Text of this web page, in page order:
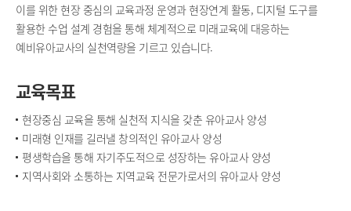
이를 위한 현장 중심의 교육과정 운영과 현장연계 활동, 디지털 도구를
활용한 수업 설계 경험을 통해 체계적으로 미래교육에 대응하는
예비유아교사의 실천역량을 기르고 있습니다.
교육목표
현장중심 교육을 통해 실천적 지식을 갖춘 유아교사 양성
미래형 인재를 길러낼 창의적인 유아교사 양성
평생학습을 통해 자기주도적으로 성장하는 유아교사 양성
지역사회와 소통하는 지역교육 전문가로서의 유아교사 양성